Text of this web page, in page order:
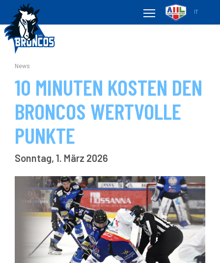
IT
News
10 MINUTEN KOSTEN DEN
BRONCOS WERTVOLLE
PUNKTE
Sonntag, 1. März 2026